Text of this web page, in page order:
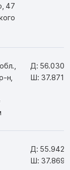
47
н,
Д:
Ш:
Д:
Ш: